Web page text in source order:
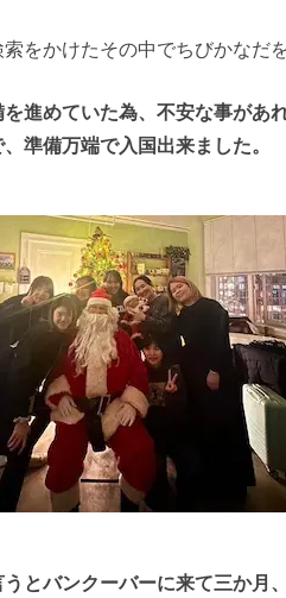
をかけたその中でちびかなだ
進めていた為、不安な事があ
準備万端で入国出来ました。
とバンクーバーに来て三か月